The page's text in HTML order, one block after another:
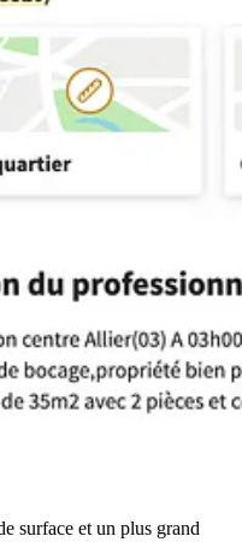
surface et un plus grand